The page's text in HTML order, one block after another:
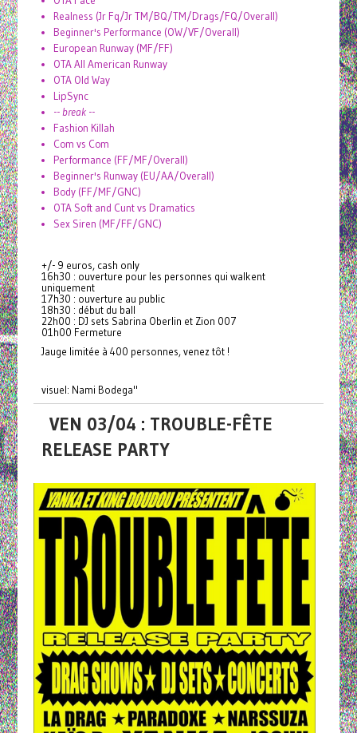
Realness (Jr Fq/Jr TM/BQ/TM/Drags/FQ/Overall)
Beginner's Performance (OW/VF/Overall)
European Runway (MF/FF)
OTA All American Runway
OTA Old Way
LipSync
--break--
Fashion Killah
Com vs Com
Performance (FF/MF/Overall)
Beginner's Runway (EU/AA/Overall)
Body (FF/MF/GNC)
OTA Soft and Cunt vs Dramatics
Sex Siren (MF/FF/GNC)
+/- 9 euros, cash only
16h30 : ouverture pour les personnes qui walkent
uniquement
17h30 : ouverture au public
18h30 : début du ball
22h00 : DJ sets Sabrina Oberlin et Zion 007
01h00 Fermeture
Jauge limitée à 400 personnes, venez tôt !
visuel: Nami Bodega"
VEN 03/04 : TROUBLE-FÊTE
RELEASE PARTY